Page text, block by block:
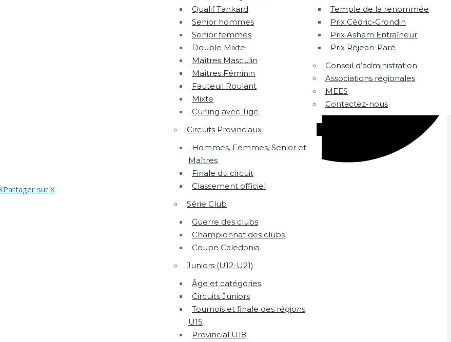
Qualif Tankard
Senior hommes
Senior femmes
Double Mixte
Maîtres Masculin
Maîtres Féminin
Fauteuil Roulant
Mixte
Curling avec Tige
Circuits Provinciaux
Hommes, Femmes, Senior et
Maîtres
Finale du circuit
Classement officiel
Série Club
Guerre des clubs
Championnat des clubs
Coupe Caledonia
Juniors (U12-U21)
Âge et catégories
Circuits Juniors
Tournois et finale des régions
U15
Provincial U18
Temple de la renommée
Prix Cédric-Grondin
Prix Asham Entraîneur
Prix Réjean-Paré
Conseil d’administration
Associations régionales
MEES
Contactez-nous
Partager sur X